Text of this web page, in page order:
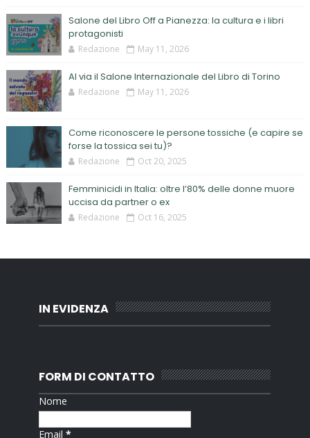
Salone del Libro Off a Pianezza: la cultura e i libri
protagonisti
Redazione May 11, 2026
Al via il Salone Internazionale del Libro di Torino
Redazione May 11, 2026
Come riconoscere le persone tossiche (e capire se
forse la tossica sei tu)?
Redazione Oct 20, 2025
Femminicidi in Italia: oltre l’80% delle donne muore
uccisa da partner o ex
Redazione Oct 16, 2025
IN EVIDENZA
FORM DI CONTATTO
Nome
Email*